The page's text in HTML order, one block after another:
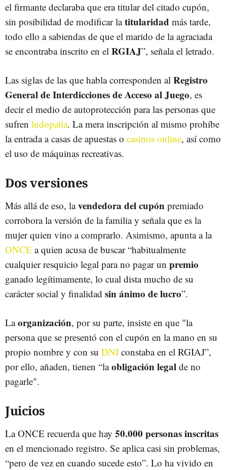
el firmante declaraba que era titular del citado cupón,
sin posibilidad de modificar latitularidad más tarde,
todo ello a sabiendas de que el marido de la agraciada
se encontraba inscrito en el RGIAJ”, señala el letrado.
Las siglas de las que habla corresponden al Registro
General de Interdicciones de Acceso al Juego, es
decir el medio de autoprotección para las personas que
sufren ludopatía. La mera inscripción al mismo prohíbe
la entrada a casas de apuestas o casinos online, así como
el uso de máquinas recreativas.
Dos versiones
Más allá de eso, lavendedora del cupón premiado
corrobora la versión de la familia y señala que es la
mujer quien vino a comprarlo. Asimismo, apunta a la
ONCE a quien acusa de buscar “habitualmente
cualquier resquicio legal para no pagar un premio
ganado legítimamente, lo cual dista mucho de su
carácter social y finalidad sin ánimo de lucro”.
Laorganización, por su parte, insiste en que "la
persona que se presentó con el cupón en la mano en su
propio nombre y con su DNI constaba en el RGIAJ”,
por ello, añaden, tienen “laobligación legal de no
pagarle".
Juicios
La ONCE recuerda que hay 50.000 personas inscritas
en el mencionado registro. Se aplica casi sin problemas,
“pero de vez en cuando sucede esto”. Lo ha vivido en